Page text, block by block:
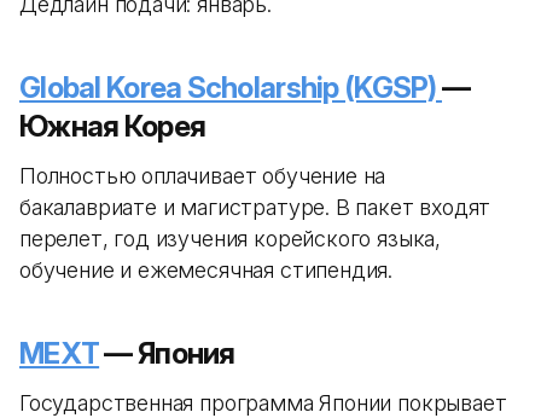
Global Korea Scholarship (KGSP)—
Южная Корея
Полностью оплачивает обучение на
бакалавриате и магистратуре. В пакет входят
перелет, год изучения корейского языка,
обучение и ежемесячная стипендия.
MEXT— Япония
Государственная программа Японии покрывает